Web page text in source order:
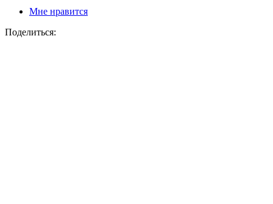
Мне нравится
Поделиться: